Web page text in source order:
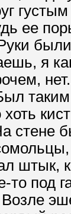
ее
я
хоть
стене
штык,
то под
Возле